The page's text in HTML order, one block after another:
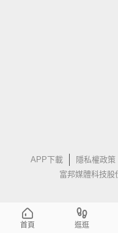
APP下載 隱私權政策
富邦媒體科技股
首頁 逛逛